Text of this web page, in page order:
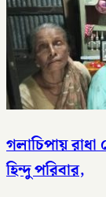
গলাচিপায়
হিন্দু পরিবার,